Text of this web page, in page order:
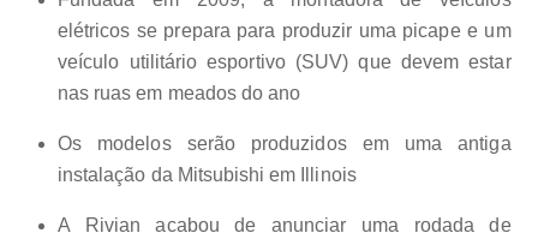
elétricos se prepara para produzir uma picape e um
veículo utilitário esportivo (SUV) que devem estar
nas ruas em meados do ano
Os modelos serão produzidos em uma antiga
instalação da Mitsubishi em Illinois
A Rivian acabou de anunciar uma rodada de